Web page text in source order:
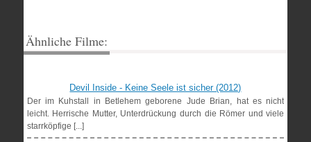
Ähnliche Filme:
Devil Inside - Keine Seele ist sicher (2012)
Der im Kuhstall in Betlehem geborene Jude Brian, hat es nicht
leicht. Herrische Mutter, Unterdrückung durch die Römer und viele
starrköpfige [...]